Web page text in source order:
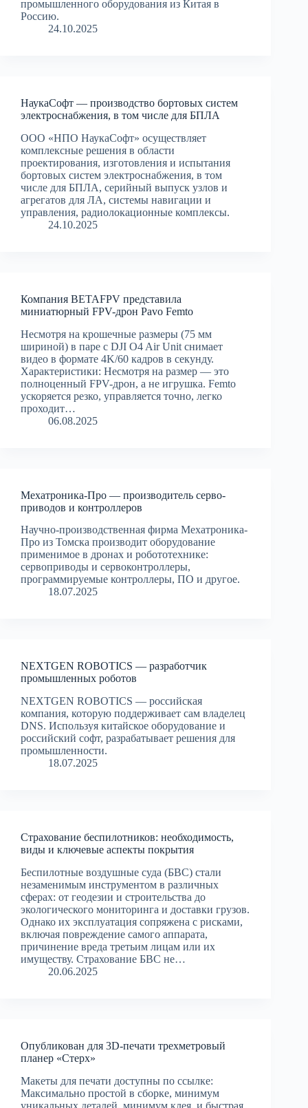
промышленного оборудования из Китая в
Россию.
24.10.2025
НаукаСофт — производство бортовых систем
электроснабжения, в том числе для БПЛА
ООО «НПО НаукаСофт» осуществляет
комплексные решения в области
проектирования, изготовления и испытания
бортовых систем электроснабжения, в том
числе для БПЛА, серийный выпуск узлов и
агрегатов для ЛА, системы навигации и
управления, радиолокационные комплексы.
24.10.2025
Компания BETAFPV представила
миниатюрный FPV-дрон Pavo Femto
Несмотря на крошечные размеры (75 мм
шириной) в паре с DJI O4 Air Unit снимает
видео в формате 4K/60 кадров в секунду.
Характеристики: Несмотря на размер — это
полноценный FPV-дрон, а не игрушка. Femto
ускоряется резко, управляется точно, легко
проходит…
06.08.2025
Мехатроника-Про — производитель серво-
приводов и контроллеров
Научно-производственная фирма Мехатроника-
Про из Томска производит оборудование
применимое в дронах и робототехнике:
сервоприводы и сервоконтроллеры,
программируемые контроллеры, ПО и другое.
18.07.2025
NEXTGEN ROBOTICS — разработчик
промышленных роботов
NEXTGEN ROBOTICS — российская
компания, которую поддерживает сам владелец
DNS. Используя китайское оборудование и
российский софт, разрабатывает решения для
промышленности.
18.07.2025
Страхование беспилотников: необходимость,
виды и ключевые аспекты покрытия
Беспилотные воздушные суда (БВС) стали
незаменимым инструментом в различных
сферах: от геодезии и строительства до
экологического мониторинга и доставки грузов.
Однако их эксплуатация сопряжена с рисками,
включая повреждение самого аппарата,
причинение вреда третьим лицам или их
имуществу. Страхование БВС не…
20.06.2025
Опубликован для 3D-печати трехметровый
планер «Стерх»
Макеты для печати доступны по ссылке:
Максимально простой в сборке, минимум
уникальных деталей, минимум клея, и быстрая